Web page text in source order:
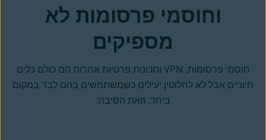
וחוסמי פרסומות לא
מספיקים
חוסמי פרסומות, VPN ותכונות פרטיות אחרות הם כולם כלים
חיוניים אבל לא לחלוטין יעילים כשמשתמשים בהם לבד במקום
ביחד. וזאת הסיבה: